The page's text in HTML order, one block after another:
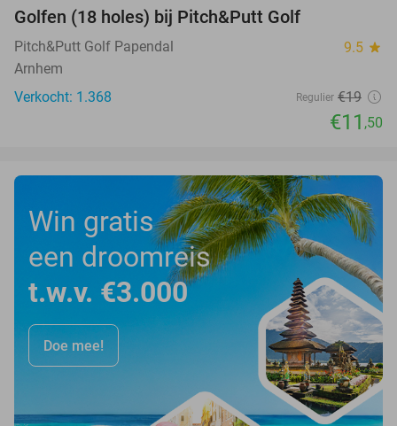
Golfen (18 holes) bij Pitch&Putt Golf
Pitch&Putt Golf Papendal 9.5 star
Arnhem
Verkocht: 1.368
Regulier €19
€11 ,50
Win gratis
een droomreis
t.w.v. €3.000
Doe mee!